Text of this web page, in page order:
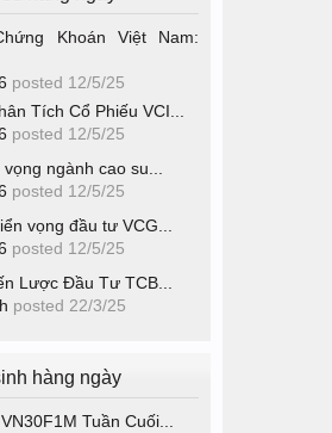
Khoán Việt Nam:
posted 12/5/25
Tích Cổ Phiếu VCI...
posted 12/5/25
ngành cao su...
posted 12/5/25
vọng đầu tư VCG...
posted 12/5/25
Lược Đầu Tư TCB...
posted 22/3/25
hàng ngày
Tuần Cuối...